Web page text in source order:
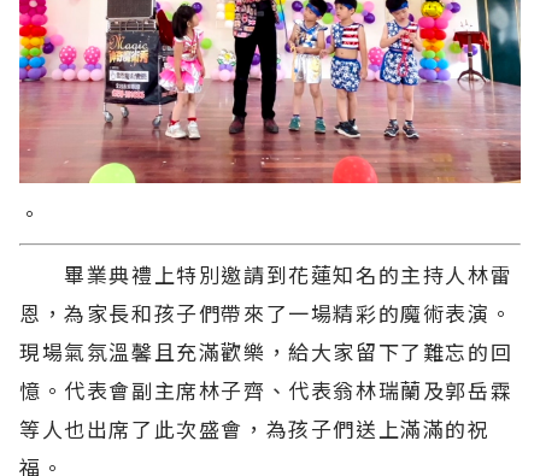
。
畢業典禮上特別邀請到花蓮知名的主持人林雷
恩，為家長和孩子們帶來了一場精彩的魔術表演。
現場氣氛溫馨且充滿歡樂，給大家留下了難忘的回
憶。代表會副主席林子齊、代表翁林瑞蘭及郭岳霖
等人也出席了此次盛會，為孩子們送上滿滿的祝
福。